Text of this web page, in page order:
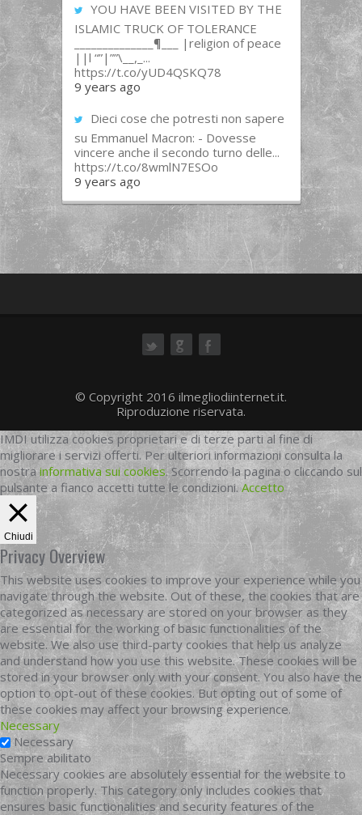
YOU HAVE BEEN VISITED BY THE
ISLAMIC TRUCK OF TOLERANCE
______________¶___ |religion of peace
||l “”|””\__,_...
https://t.co/yUD4QSKQ78
9 years ago
Dieci cose che potresti non sapere
su Emmanuel Macron: - Dovesse
vincere anche il secondo turno delle...
https://t.co/8wmlN7ESOo
9 years ago
© Copyright 2016 ilmegliodiinternet.it.
Riproduzione riservata.
IMDI utilizza cookies proprietari e di terze parti al fine di
migliorare i servizi offerti. Per ulteriori informazioni consulta la
nostrainformativa sui cookies. Scorrendo la pagina o cliccando sul
pulsante a fianco accetti tutte le condizioni.Accetto
Chiudi
Privacy Overview
This website uses cookies to improve your experience while you
navigate through the website. Out of these, the cookies that are
categorized as necessary are stored on your browser as they
are essential for the working of basic functionalities of the
website. We also use third-party cookies that help us analyze
and understand how you use this website. These cookies will be
stored in your browser only with your consent. You also have the
option to opt-out of these cookies. But opting out of some of
these cookies may affect your browsing experience.
Necessary
Necessary
Sempre abilitato
Necessary cookies are absolutely essential for the website to
function properly. This category only includes cookies that
ensures basic functionalities and security features of the